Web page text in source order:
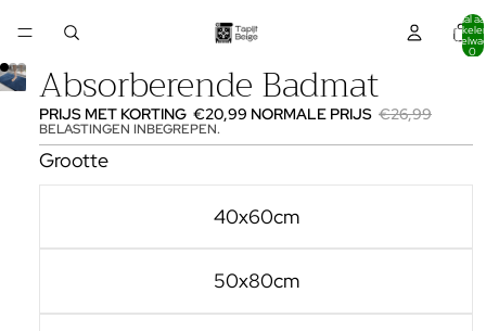
Totaal
0
Absorberende Badmat
PRIJS MET KORTING €20,99 NORMALE PRIJS €26,99
BELASTINGEN INBEGREPEN.
Grootte
40x60cm
50x80cm